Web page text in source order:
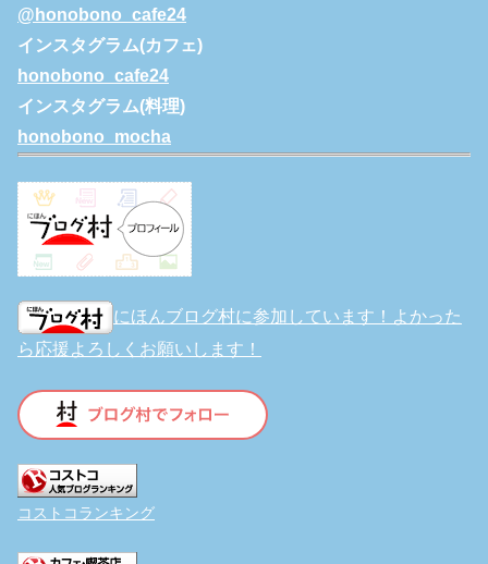
@honobono_cafe24
インスタグラム(カフェ)
honobono_cafe24
インスタグラム(料理)
honobono_mocha
にほんブログ村に参加しています！よかった
ら応援よろしくお願いします！
コストコランキング